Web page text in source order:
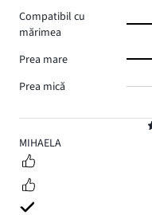
5
MIHAELA
Compatibil cu
mărimea
Prea mare
Prea mică